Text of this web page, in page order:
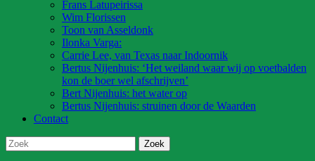
Frans Latupeirissa
Wim Florissen
Toon van Asseldonk
Ilonka Varga:
Carrie Lee, van Texas naar Indoornik
Bertus Nijenhuis: ‘Het weiland waar wij op voetbalden
kon de boer wel afschrijven’
Bert Nijenhuis: het water op
Bertus Nijenhuis: struinen door de Waarden
Contact